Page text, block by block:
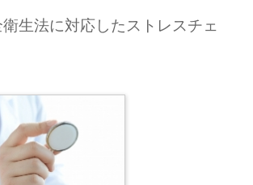
生法に対応したストレスチェ